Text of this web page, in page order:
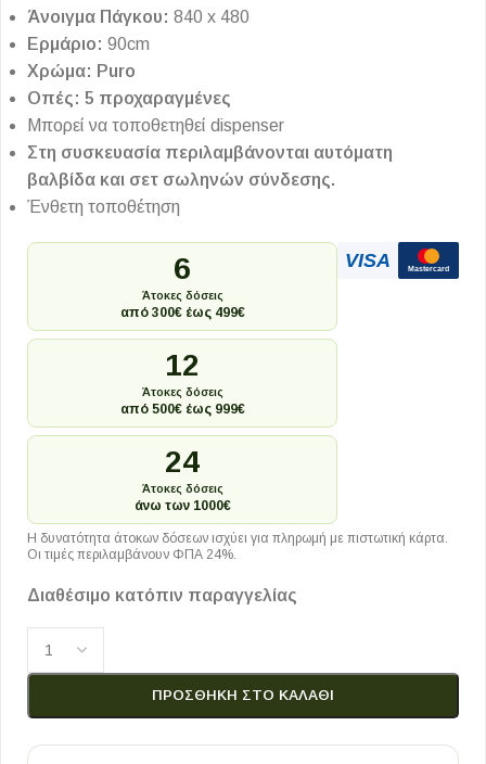
Άνοιγμα Πάγκου: 840 x 480
Ερμάριο: 90cm
Χρώμα: Puro
Οπές: 5 προχαραγμένες
Μπορεί να τοποθετηθεί dispenser
Στη συσκευασία περιλαμβάνονται αυτόματη
βαλβίδα και σετ σωληνών σύνδεσης.
Ένθετη τοποθέτηση
6
Άτοκες δόσεις
από 300€ έως 499€
12
Άτοκες δόσεις
από 500€ έως 999€
24
Άτοκες δόσεις
άνω των 1000€
VISA Mastercard
Η δυνατότητα άτοκων δόσεων ισχύει για πληρωμή με πιστωτική κάρτα.
Οι τιμές περιλαμβάνουν ΦΠΑ 24%.
Διαθέσιμο κατόπιν παραγγελίας
ΠΡΟΣΘΉΚΗ ΣΤΟ ΚΑΛΆΘΙ